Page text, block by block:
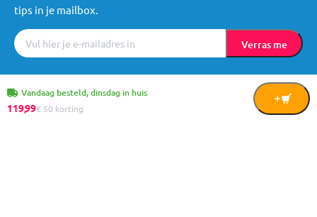
Vandaag besteld, dinsdag in huis
119,99€ 50 korting
In
tips in je mailbox.
Verras me
Algemene voorwaarden Cookies © Mama Loes & Kids B.V.